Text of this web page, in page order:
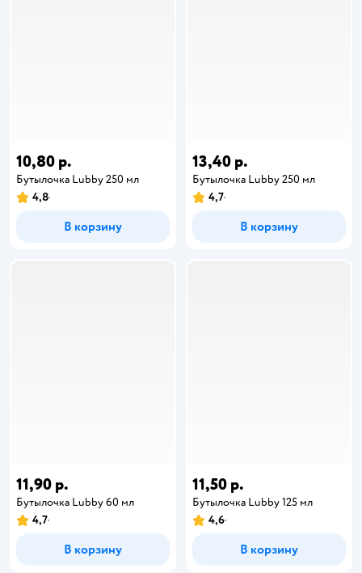
10,80 р.
Бутылочка Lubby 250 мл
4,8
В корзину
13,40 р.
Бутылочка Lubby 250 мл
4,7
В корзину
11,90 р.
Бутылочка Lubby 60 мл
4,7
В корзину
11,50 р.
Бутылочка Lubby 125 мл
4,6
В корзину